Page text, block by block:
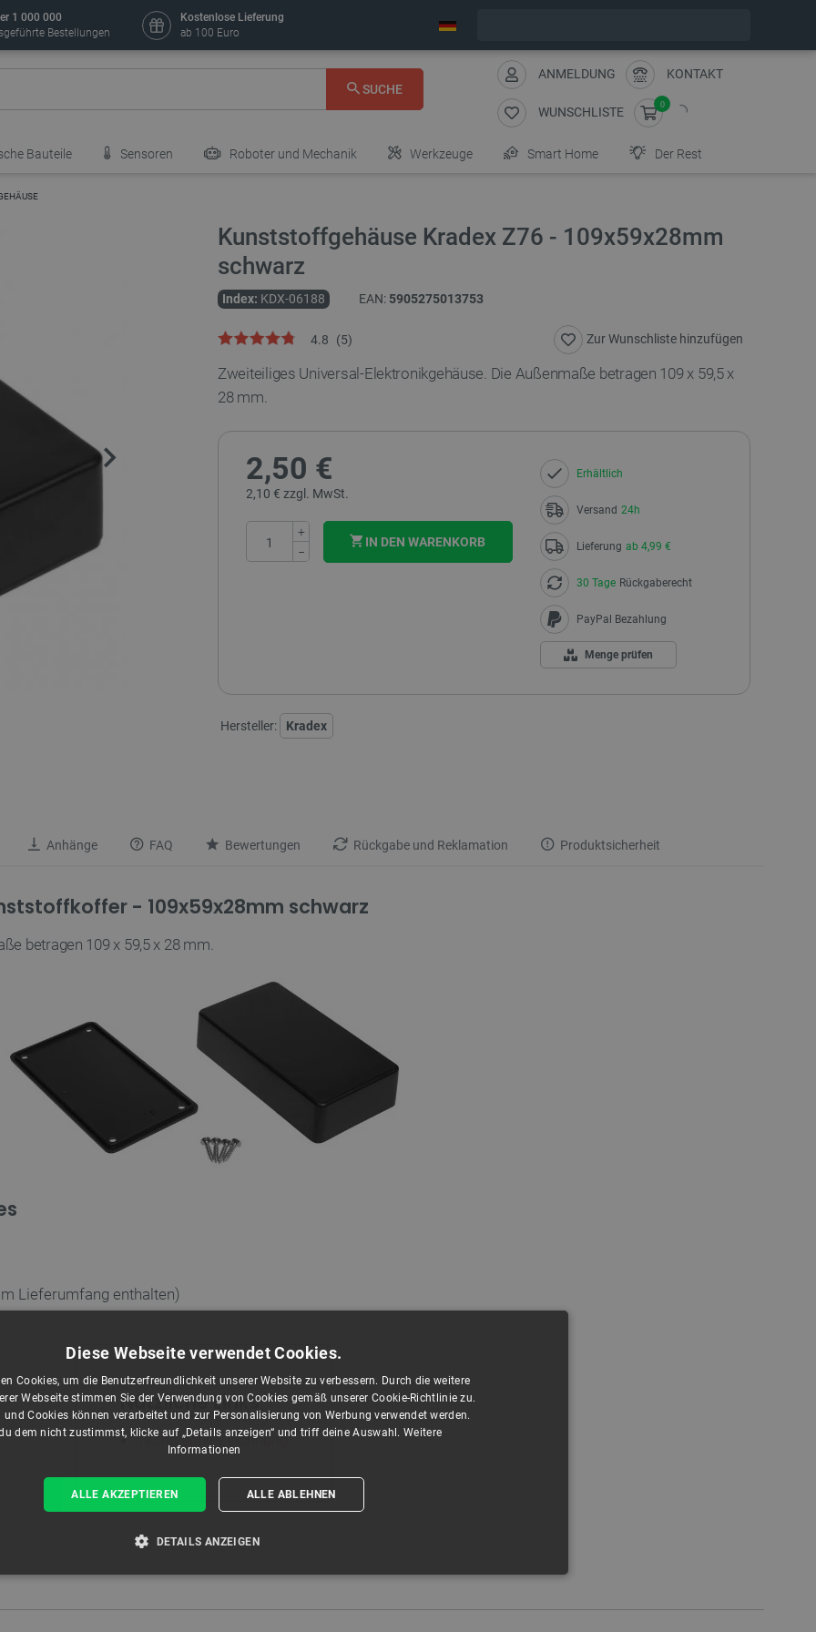
1 000 000
Bestellungen
Kostenlose Lieferung
ab 100 Euro
SUCHE
ANMELDUNG KONTAKT
WUNSCHLISTE
0
Bauteile Sensoren Roboter und Mechanik Werkzeuge Smart Home Der Rest
Kunststoffgehäuse Kradex Z76 - 109x59x28mm
schwarz
Index: KDX-06188 EAN: 5905275013753
4.8 (5) Zur Wunschliste hinzufügen
Zweiteiliges Universal-Elektronikgehäuse. Die Außenmaße betragen 109 x 59,5 x
28 mm.
2,50 €
2,10 € zzgl. MwSt.
+
−
IN DEN WARENKORB
Erhältlich
Versand 24h
Lieferung ab 4,99 €
30 Tage Rückgaberecht
PayPal Bezahlung
Menge prüfen
Hersteller: Kradex
Anhänge FAQ Bewertungen Rückgabe und Reklamation Produktsicherheit
- 109x59x28mm schwarz
betragen 109 x 59,5 x 28 mm.
Lieferumfang enthalten)
Nützliche Links
Technische Zeichnung
Diese Webseite verwendet Cookies.
Cookies, um die Benutzerfreundlichkeit unserer Website zu verbessern. Durch die weitere
Webseite stimmen Sie der Verwendung von Cookies gemäß unserer Cookie-Richtlinie zu.
und Cookies können verarbeitet und zur Personalisierung von Werbung verwendet werden.
dem nicht zustimmst, klicke auf „Details anzeigen“ und triff deine Auswahl.Weitere
Informationen
ALLE AKZEPTIEREN ALLE ABLEHNEN
DETAILS ANZEIGEN